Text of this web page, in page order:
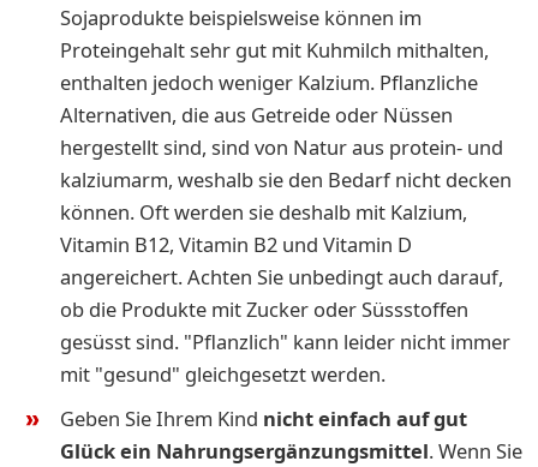
Sojaprodukte beispielsweise können im
Proteingehalt sehr gut mit Kuhmilch mithalten,
enthalten jedoch weniger Kalzium. Pflanzliche
Alternativen, die aus Getreide oder Nüssen
hergestellt sind, sind von Natur aus protein- und
kalziumarm, weshalb sie den Bedarf nicht decken
können. Oft werden sie deshalb mit Kalzium,
Vitamin B12, Vitamin B2 und Vitamin D
angereichert. Achten Sie unbedingt auch darauf,
ob die Produkte mit Zucker oder Süssstoffen
gesüsst sind. "Pflanzlich" kann leider nicht immer
mit "gesund" gleichgesetzt werden.
Geben Sie Ihrem Kind nicht einfach auf gut
Glück ein Nahrungsergänzungsmittel. Wenn Sie